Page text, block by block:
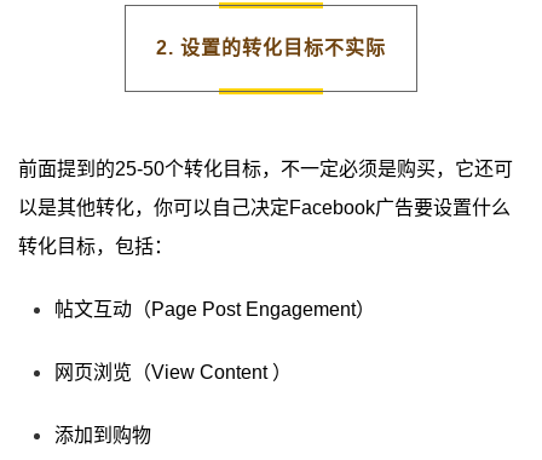
2. 设置的转化目标不实际
前面提到的25-50个转化目标，不一定必须是购买，它还可
以是其他转化，你可以自己决定Facebook广告要设置什么
转化目标，包括：
帖文互动（Page Post Engagement）
网页浏览（View Content ）
添加到购物